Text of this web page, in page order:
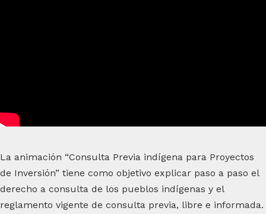
La animación “Consulta Previa indígena para Proyectos
de Inversión” tiene como objetivo explicar paso a paso el
derecho a consulta de los pueblos indígenas y el
reglamento vigente de consulta previa, libre e informada.